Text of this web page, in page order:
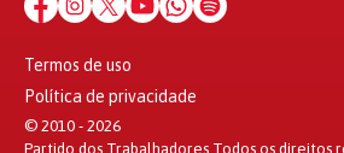
Termos de uso
Política de privacidade
© 2010 - 2026
Partido dos Trabalhadores Todos os direitos